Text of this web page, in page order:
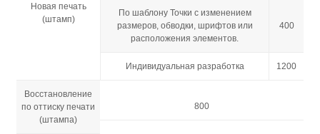
Новая печать
(штамп)
По шаблону Точки с изменением
размеров, обводки, шрифтов или
расположения элементов.
400
Индивидуальная разработка 1200
Восстановление
по оттиску печати
(штампа)
800